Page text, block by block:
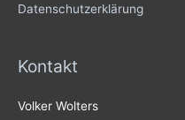
Datenschutzerklärung
Kontakt
Volker Wolters